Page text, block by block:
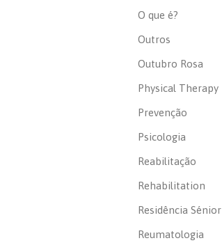
O que é?
Outros
Outubro Rosa
Physical Therapy
Prevenção
Psicologia
Reabilitação
Rehabilitation
Residência Sénior
Reumatologia